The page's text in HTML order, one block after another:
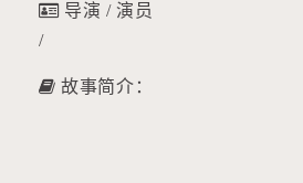
导演 / 演员
/
故事简介：